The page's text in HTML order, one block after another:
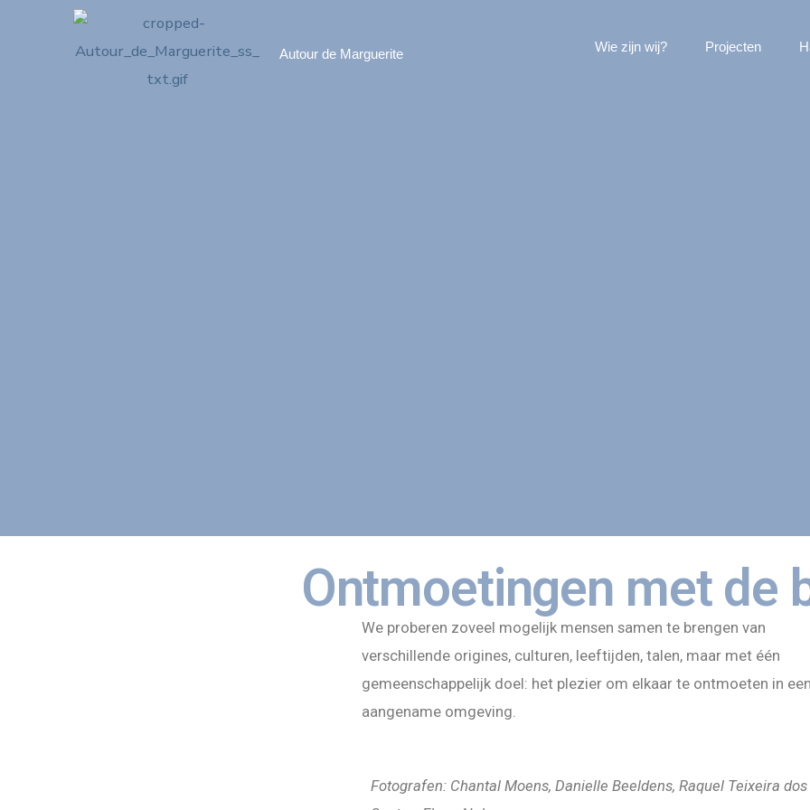
Autour de Marguerite Wie zijn wij? Projecten
Ontmoetingen met de
We proberen zoveel mogelijk mensen samen te brengen van
verschillende origines, culturen, leeftijden, talen, maar met één
gemeenschappelijk doel: het plezier om elkaar te ontmoeten in een
aangename omgeving.
Fotografen: Chantal Moens, Danielle Beeldens, Raquel Teixeira dos